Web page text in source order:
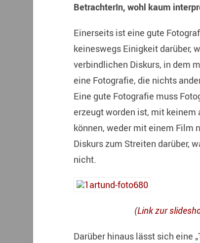
BetrachterIn, wohl kaum
Einerseits ist eine gute
keineswegs Einigkeit darüber,
verbindlichen Diskurs, in dem
eine Fotografie, die nichts
Eine gute Fotografie muss
erzeugt worden ist, mit
können, weder mit einem Film
Diskurs zum Streiten darüber,
nicht.
(Link zur
Darüber hinaus lässt sich eine